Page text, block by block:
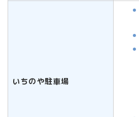
いちのや駐車場